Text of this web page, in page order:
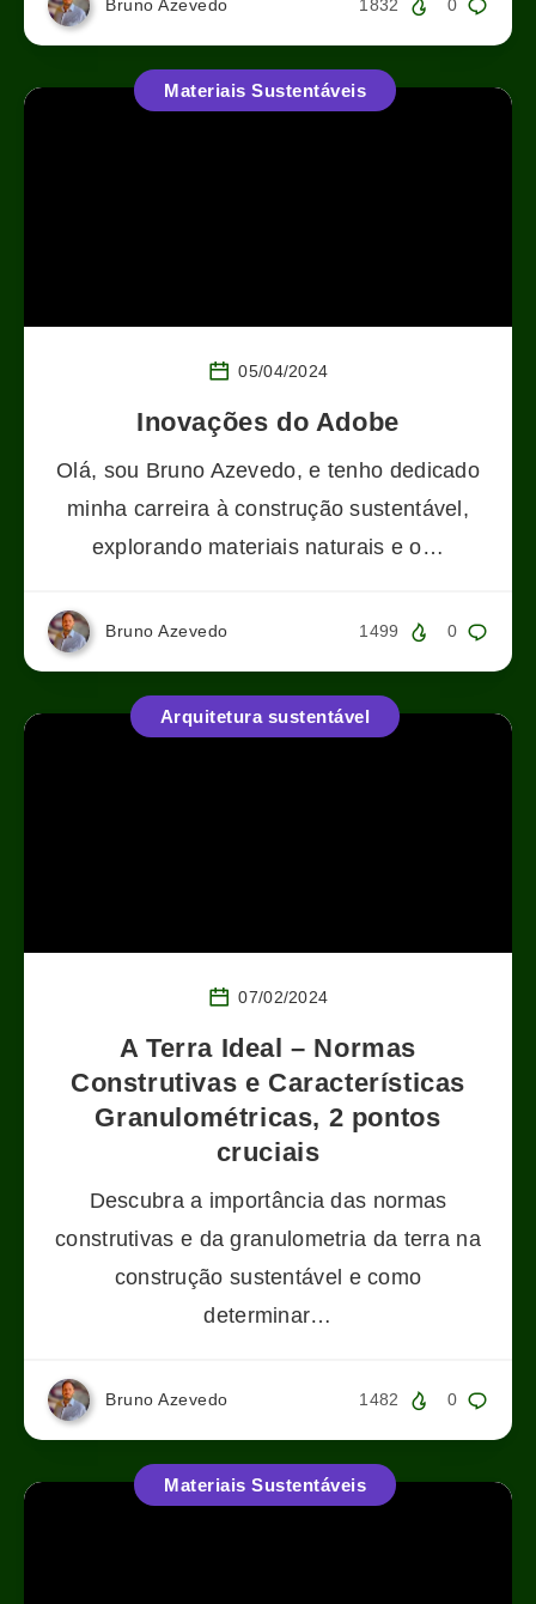
Bruno Azevedo 0
1832
Materiais Sustentáveis
05/04/2024
Inovações do Adobe
Olá, sou Bruno Azevedo, e tenho dedicado
minha carreira à construção sustentável,
explorando materiais naturais e o…
Bruno Azevedo 0
1499
Arquitetura sustentável
07/02/2024
A Terra Ideal – Normas
Construtivas e Características
Granulométricas, 2 pontos
cruciais
Descubra a importância das normas
construtivas e da granulometria da terra na
construção sustentável e como
determinar…
Bruno Azevedo 0
1482
Materiais Sustentáveis